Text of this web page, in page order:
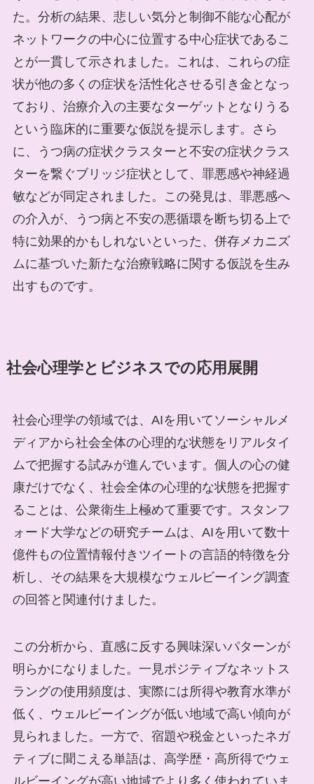
た。分析の結果、悲しい気分と制御不能な心配が
ネットワークの中心に位置する中心症状であるこ
とが一貫して示されました。これは、これらの症
状が他の多くの症状を活性化させる引き金となっ
ており、治療介入の主要なターゲットとなりうる
という臨床的に重要な仮説を提示します。さら
に、うつ病の症状クラスターと不安の症状クラス
ターを繋ぐブリッジ症状として、罪悪感や神経過
敏などが同定されました。この発見は、罪悪感へ
の介入が、うつ病と不安の悪循環を断ち切る上で
特に効果的かもしれないといった、併存メカニズ
ムに基づいた新たな治療戦略に関する仮説を生み
出すものです。
社会心理学とビジネスでの応用展開
社会心理学の領域では、AIを用いてソーシャルメ
ディアから社会全体の心理的な状態をリアルタイ
ムで把握する試みが進んでいます。個人の心の健
康だけでなく、社会全体の心理的な状態を把握す
ることは、公衆衛生上極めて重要です。スタンフ
ォード大学などの研究チームは、AIを用いて数十
億件もの位置情報付きツイートの言語的特徴を分
析し、その結果を大規模なウェルビーイング調査
の回答と関連付けました。
この分析から、直感に反する興味深いパターンが
明らかになりました。一見ポジティブなネットス
ラングの使用頻度は、実際には所得や教育水準が
低く、ウェルビーイングが低い地域で高い傾向が
見られました。一方で、宿題や税金といったネガ
ティブに聞こえる単語は、高学歴・高所得でウェ